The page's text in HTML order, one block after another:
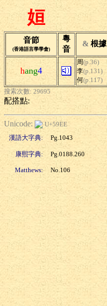
姮
音節
(香港語言學學會)
粵
音
& 根據
hang4
周(p.36)
李(p.131)
何(p.117)
搜索次數: 29695
配搭點:
Unicode:
U+59EE
漢語大字典:
Pg.1043
康熙字典: Pg.0188.260
Matthews: No.106